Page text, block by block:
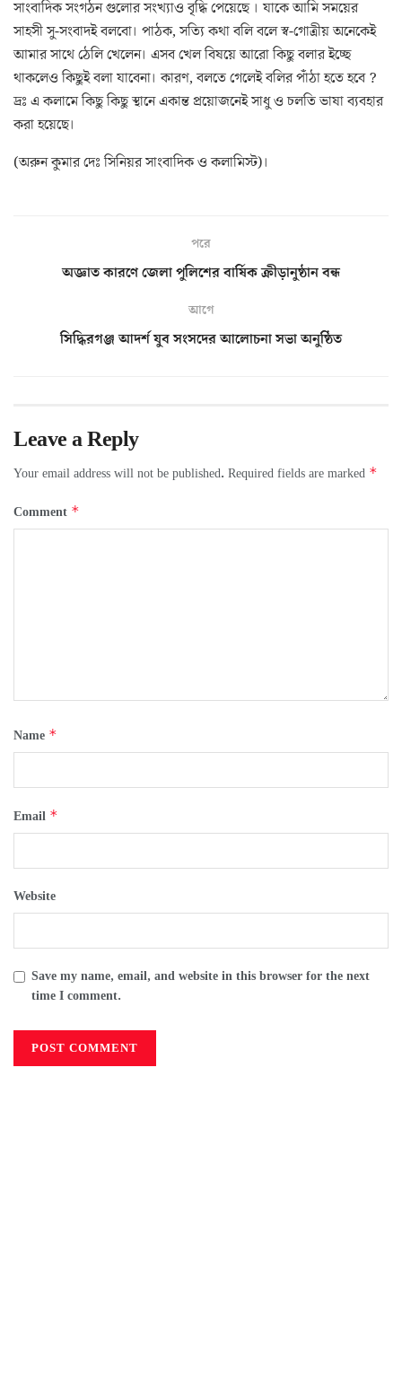
সাংবাদিক সংগঠন গুলোর সংখ্যাও বৃদ্ধি পেয়েছে । যাকে আমি সময়ের
সাহসী সু-সংবাদই বলবো। পাঠক, সত্যি কথা বলি বলে স্ব-গোত্রীয় অনেকেই
আমার সাথে ঠেলি খেলেন। এসব খেল বিষয়ে আরো কিছু বলার ইচ্ছে
থাকলেও কিছুই বলা যাবেনা। কারণ, বলতে গেলেই বলির পাঁঠা হতে হবে ?
দ্রঃ এ কলামে কিছু কিছু স্থানে একান্ত প্রয়োজনেই সাধু ও চলতি ভাষা ব্যবহার
করা হয়েছে।
(অরুন কুমার দেঃ সিনিয়র সাংবাদিক ও কলামিস্ট)।
পরে
অজ্ঞাত কারণে জেলা পুলিশের বার্ষিক ক্রীড়ানুষ্ঠান বন্ধ
আগে
সিদ্ধিরগঞ্জ আদর্শ যুব সংসদের আলোচনা সভা অনুষ্ঠিত
Leave a Reply
Your email address will not be published. Required fields are marked *
Comment *
Name *
Email *
Website
Save my name, email, and website in this browser for the next
time I comment.